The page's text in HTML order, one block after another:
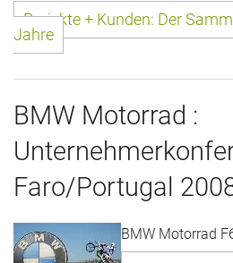
Das war 2017
Das war 2016
Das war 2014
Das war 2013
Das war 2012
Projekte + Kunden: Der
Jahre
BMW Motorrad :
Faro/Portugal
BMW Motorrad